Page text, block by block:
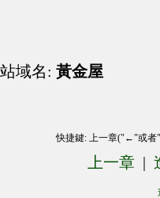
域名: 黃金屋
快捷鍵: 上一章("←"或
上一章 |